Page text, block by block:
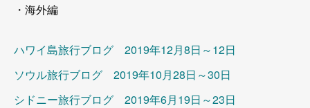
・海外編
ハワイ島旅行ブログ 2019年12月8日～12日
ソウル旅行ブログ 2019年10月28日～30日
シドニー旅行ブログ 2019年6月19日～23日